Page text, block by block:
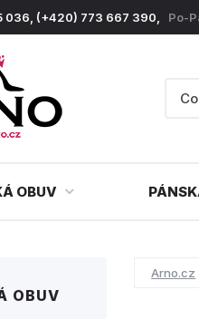
036, (+420) 773 667 390, Po-
OBUV
OBUV
Arno.cz